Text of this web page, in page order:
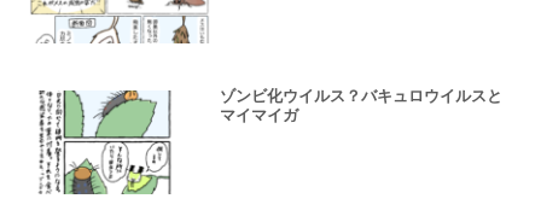
ゾンビ化ウイルス？バキュロウイルスと
マイマイガ